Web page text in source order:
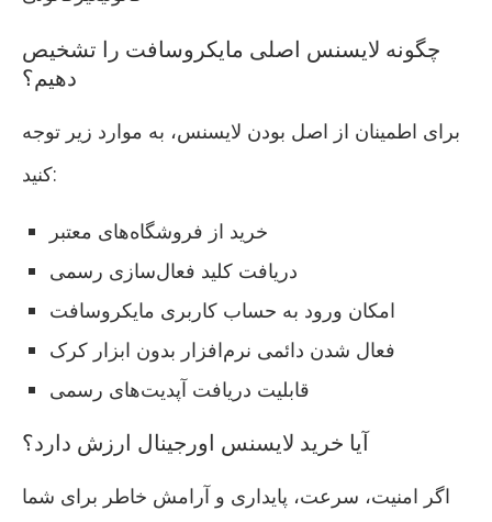
چگونه لایسنس اصلی مایکروسافت را تشخیص
دهیم؟
برای اطمینان از اصل بودن لایسنس، به موارد زیر توجه
کنید:
خرید از فروشگاه‌های معتبر
دریافت کلید فعال‌سازی رسمی
امکان ورود به حساب کاربری مایکروسافت
فعال شدن دائمی نرم‌افزار بدون ابزار کرک
قابلیت دریافت آپدیت‌های رسمی
آیا خرید لایسنس اورجینال ارزش دارد؟
اگر امنیت، سرعت، پایداری و آرامش خاطر برای شما